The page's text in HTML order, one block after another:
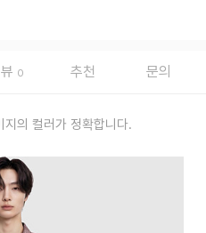
0 추천 문의
의 컬러가 정확합니다.